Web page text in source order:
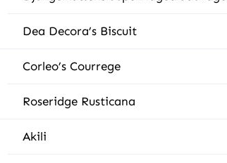
Dea Decora’s Biscuit
Corleo’s Courrege
Roseridge Rusticana
Akili